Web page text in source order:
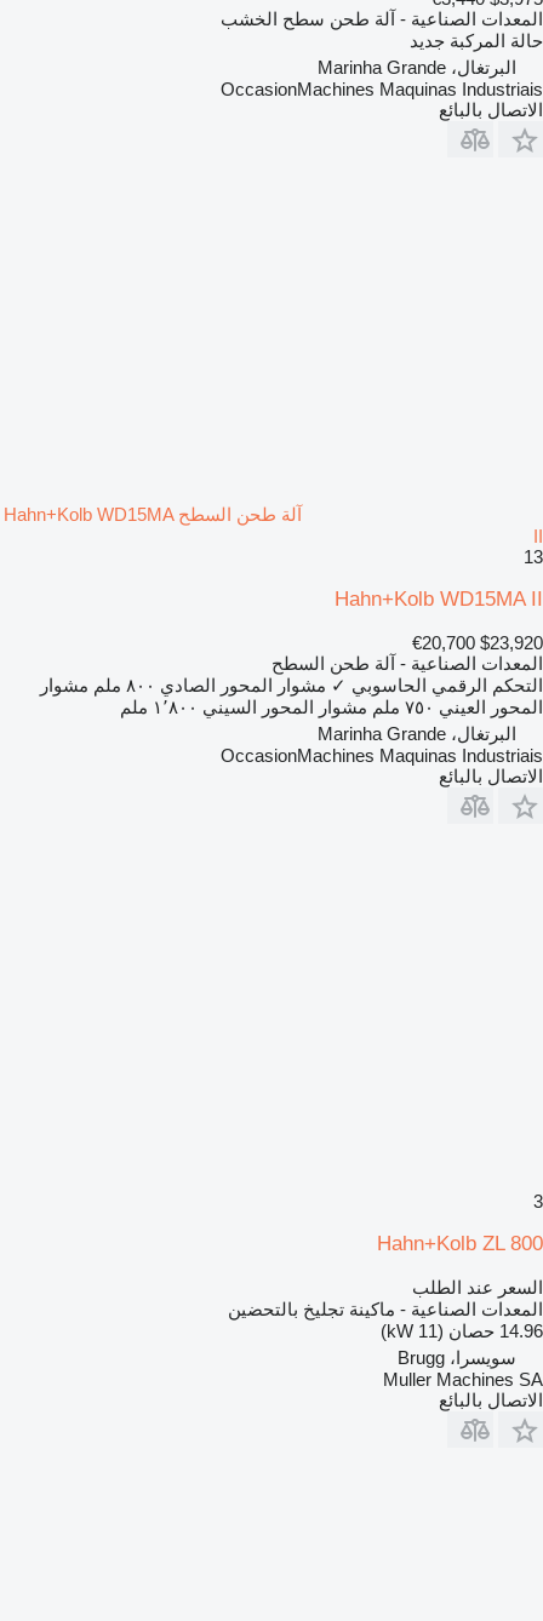
المعدات الصناعية - آلة طحن سطح الخشب
حالة المركبة جديد
البرتغال، Marinha Grande
OccasionMachines Maquinas Industriais
الاتصال بالبائع
آلة طحن السطح Hahn+Kolb WD15MA
II
13
Hahn+Kolb WD15MA II
$23,920
€20,700
المعدات الصناعية - آلة طحن السطح
التحكم الرقمي الحاسوبي ✓ مشوار المحور الصادي ٨٠٠ ملم
مشوار
المحور العيني ٧٥٠ ملم مشوار المحور السيني ١٬٨٠٠ ملم
البرتغال، Marinha Grande
OccasionMachines Maquinas Industriais
الاتصال بالبائع
3
Hahn+Kolb ZL 800
السعر عند الطلب
المعدات الصناعية - ماكينة تجليخ بالتحضين
14.96 حصان (11 kW)
سويسرا، Brugg
Muller Machines SA
الاتصال بالبائع